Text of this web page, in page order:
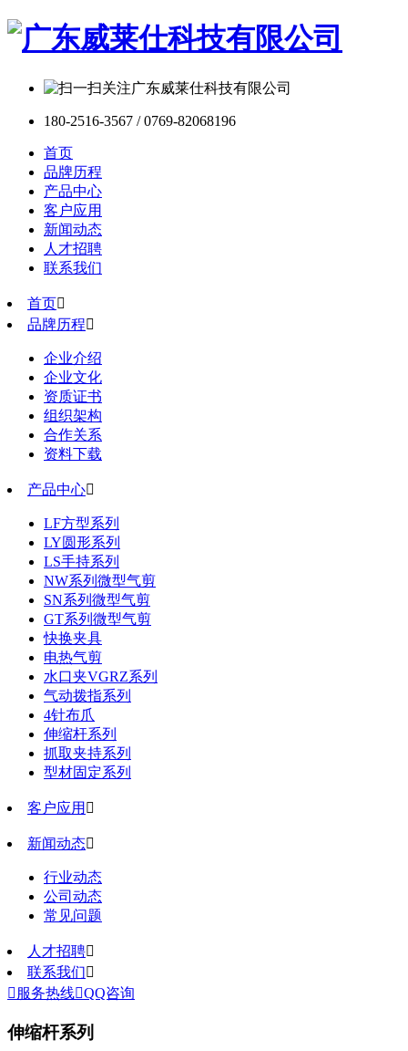
180-2516-3567 / 0769-82068196
首页
品牌历程
产品中心
客户应用
新闻动态
人才招聘
联系我们
首页
品牌历程
企业介绍
企业文化
资质证书
组织架构
合作关系
资料下载
产品中心
LF方型系列
LY圆形系列
LS手持系列
NW系列微型气剪
SN系列微型气剪
GT系列微型气剪
快换夹具
电热气剪
水口夹VGRZ系列
气动拨指系列
4针布爪
伸缩杆系列
抓取夹持系列
型材固定系列
客户应用 
新闻动态
行业动态
公司动态
常见问题
人才招聘
联系我们
 服务热线QQ咨询
伸缩杆系列